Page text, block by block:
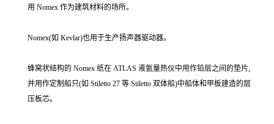
用 Nomex 作为建筑材料的场所。
Nomex(如 Kevlar)也用于生产扬声器驱动器。
蜂窝状结构的 Nomex 纸在 ATLAS 液氩量热仪中用作铅层之间的垫片,
并用作定制船只(如 Stiletto 27 等 Stiletto 双体船)中船体和甲板建造的层
压板芯。